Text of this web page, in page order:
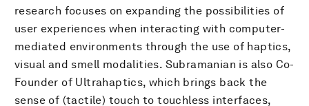
research focuses on expanding the possibilities of
user experiences when interacting with computer-
mediated environments through the use of haptics,
visual and smell modalities. Subramanian is also Co-
Founder of Ultrahaptics, which brings back the
sense of (tactile) touch to touchless interfaces,